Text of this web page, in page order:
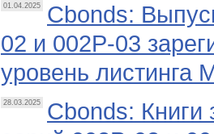
01.04.2025
Cbonds:
02 и 002P-03
уровень листинга
28.03.2025
Cbonds: